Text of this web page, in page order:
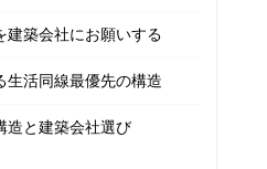
建築会社にお願いする
生活同線最優先の構造
造と建築会社選び